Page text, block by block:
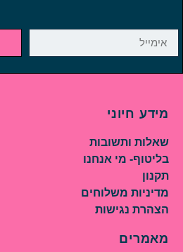
מידע חיוני
שאלות ותשובות
בליטוף- מי אנחנו
תקנון
מדיניות משלוחים
הצהרת נגישות
מאמרים